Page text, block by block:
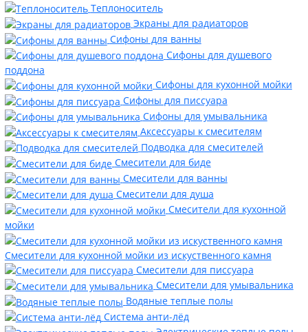
Теплоноситель
Экраны для радиаторов
Сифоны для ванны
Сифоны для душевого
поддона
Сифоны для кухонной мойки
Сифоны для писсуара
Сифоны для умывальника
Аксессуары к смесителям
Подводка для смесителей
Смесители для биде
Смесители для ванны
Смесители для душа
Смесители для кухонной
мойки
Смесители для кухонной мойки из искуственного камня
Смесители для писсуара
Смесители для умывальника
Водяные теплые полы
Система анти-лёд